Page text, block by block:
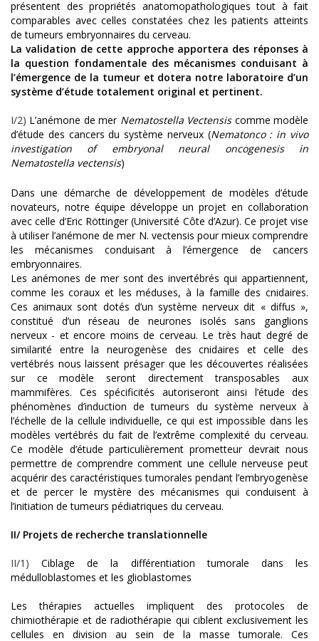
présentent des propriétés anatomopathologiques tout à fait
comparables avec celles constatées chez les patients atteints
de tumeurs embryonnaires du cerveau.
La validation de cette approche apportera des réponses à
la question fondamentale des mécanismes conduisant à
l’émergence de la tumeur et dotera notre laboratoire d’un
système d’étude totalement original et pertinent.
I/2) L’anémone de mer Nematostella Vectensiscomme modèle
d’étude des cancers du système nerveux (Nematonco : in vivo
investigation of embryonal neural oncogenesis in
Nematostella vectensis)
Dans une démarche de développement de modèles d’étude
novateurs, notre équipe développe un projet en collaboration
avec celle d’Eric Röttinger (Université Côte d’Azur). Ce projet vise
à utiliser l’anémone de mer N. vectensis pour mieux comprendre
les mécanismes conduisant à l’émergence de cancers
embryonnaires.
Les anémones de mer sont des invertébrés qui appartiennent,
comme les coraux et les méduses, à la famille des cnidaires.
Ces animaux sont dotés d’un système nerveux dit « diffus »,
constitué d’un réseau de neurones isolés sans ganglions
nerveux - et encore moins de cerveau. Le très haut degré de
similarité entre la neurogenèse des cnidaires et celle des
vertébrés nous laissent présager que les découvertes réalisées
sur ce modèle seront directement transposables aux
mammifères. Ces spécificités autoriseront ainsi l’étude des
phénomènes d’induction de tumeurs du système nerveux à
l’échelle de la cellule individuelle, ce qui est impossible dans les
modèles vertébrés du fait de l’extrême complexité du cerveau.
Ce modèle d’étude particulièrement prometteur devrait nous
permettre de comprendre comment une cellule nerveuse peut
acquérir des caractéristiques tumorales pendant l’embryogenèse
et de percer le mystère des mécanismes qui conduisent à
l’initiation de tumeurs pédiatriques du cerveau.
II/ Projets de recherche translationnelle
II/1)Ciblage de la différentiation tumorale dans les
médulloblastomes et les glioblastomes
Les thérapies actuelles impliquent des protocoles de
chimiothérapie et de radiothérapie qui ciblent exclusivement les
cellules en division au sein de la masse tumorale. Ces